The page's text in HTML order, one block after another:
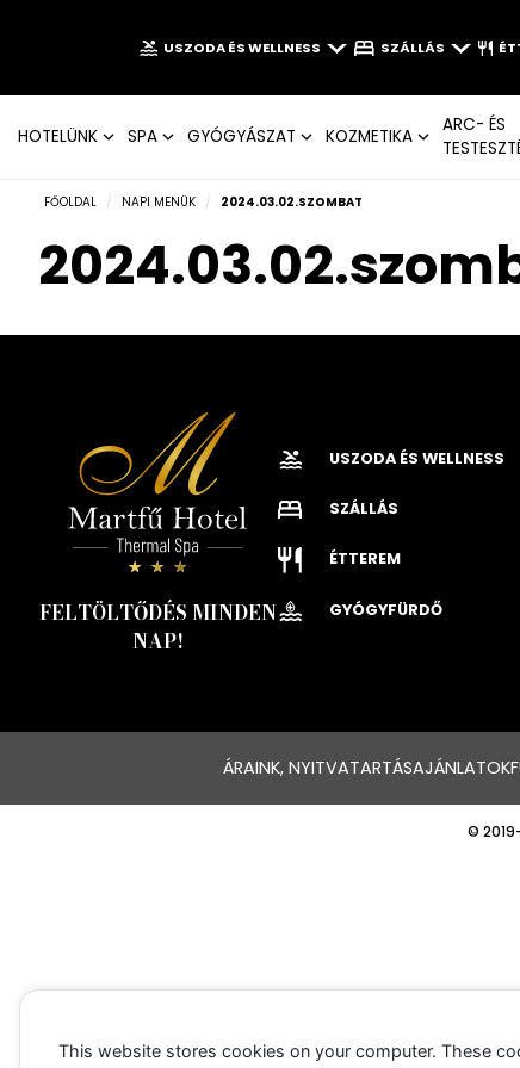
USZODA ÉS WELLNESS SZÁLLÁS
HOTELÜNK SPA GYÓGYÁSZAT KOZMETIKA
ARC- ÉS
FŐOLDAL / NAPI MENÜK / 2024.03.02.SZOMBAT
FELTÖLTŐDÉS MINDEN
NAP!
USZODA ÉS WELLNESS
SZÁLLÁS
ÉTTEREM
GYÓGYFÜRDŐ
ÁRAINK, NYITVATARTÁSAJÁNLATOK
© 2019-
This website stores cookies on your computer. These